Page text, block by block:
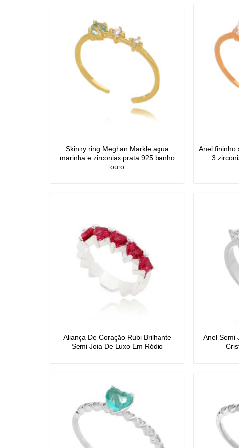
Skinny ring Meghan Markle agua
marinha e zirconias prata 925 banho
ouro
Anel fininho
3
Aliança De Coração Rubi Brilhante
Semi Joia De Luxo Em Ródio
Anel Semi